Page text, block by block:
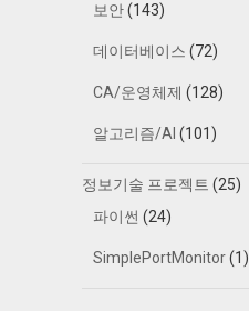
보안(143)
데이터베이스 (72)
CA/운영체제 (128)
알고리즘/AI (101)
정보기술 프로젝트 (25)
파이썬 (24)
SimplePortMonitor(1)